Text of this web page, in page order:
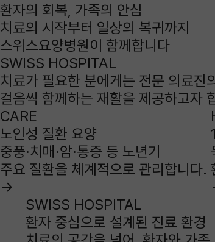
환자의 회복, 가족의 안심
치료의 시작부터 일상의 복귀까지
스위스요양병원이 함께합니다
SWISS HOSPITAL
치료가 필요한 분에게는 전문 의료진
걸음씩 함께하는 재활을 제공하고자
CARE
노인성 질환 요양
중풍·치매·암·통증 등 노년기
주요 질환을 체계적으로 관리합니다.
→
SWISS HOSPITAL
환자 중심으로 설계된 진료 환경